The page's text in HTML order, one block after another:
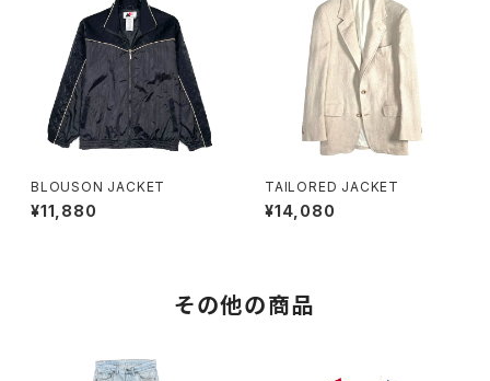
BLOUSON JACKET
¥11,880
TAILORED JACKET
¥14,080
その他の商品